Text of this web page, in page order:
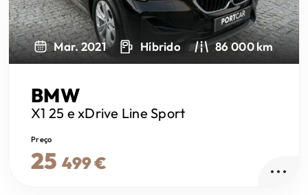
Mar. 2021 Híbrido 86 000 km
BMW
X1 25 e xDrive Line Sport
Preço
25 499 €